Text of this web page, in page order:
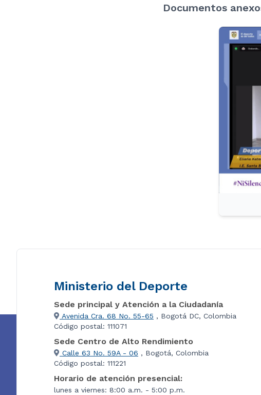
Documentos
Ministerio del Deporte
Sede principal y Atención a la Ciudadanía
Avenida Cra. 68 No. 55-65 , Bogotá DC, Colombia
Código postal: 111071
Sede Centro de Alto Rendimiento
Calle 63 No. 59A - 06 , Bogotá, Colombia
Código postal: 111221
Horario de atención presencial:
lunes a viernes: 8:00 a.m. - 5:00 p.m.